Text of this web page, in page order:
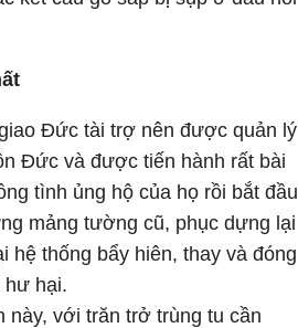
Đức tài trợ nên được quản lý
Đức và được tiến hành rất bài
tình ủng hộ của họ rồi bắt đầu
mảng tường cũ, phục dựng lại
hệ thống bẩy hiên, thay và đóng
hư hại.
với trăn trở trùng tu cần